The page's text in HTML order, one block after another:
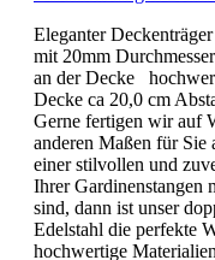
Eleganter
mit 20mm
an der Decke
Decke ca 20,0 cm
Gerne fertigen wir auf
anderen Maßen für
einer stilvollen und
Ihrer Gardinenstangen
sind, dann ist unser
Edelstahl die perfekte
hochwertige